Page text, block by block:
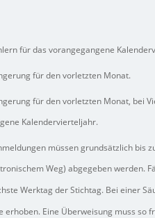
für das vorangegangene
für den vorletzten Monat.
für den vorletzten Monat, bei
Kalendervierteljahr.
müssen grundsätzlich bis
Weg) abgegeben werden.
Werktag der Stichtag. Bei einer
erhoben. Eine Überweisung muss so